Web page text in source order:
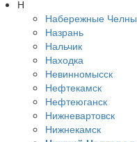
Н
Набережные Челны
Назрань
Нальчик
Находка
Невинномысск
Нефтекамск
Нефтеюганск
Нижневартовск
Нижнекамск